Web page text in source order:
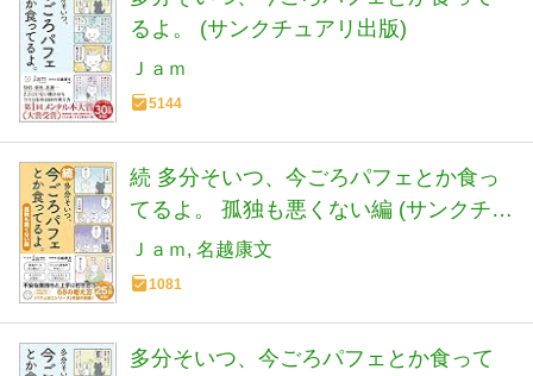
るよ。 (サンクチュアリ出版)
Ｊａｍ
5144
続 多分そいつ、今ごろパフェとか食っ
てるよ。 孤独も悪くない編 (サンクチュ
アリ出版)
Ｊａｍ 名越康文
1081
多分そいつ、今ごろパフェとか食って